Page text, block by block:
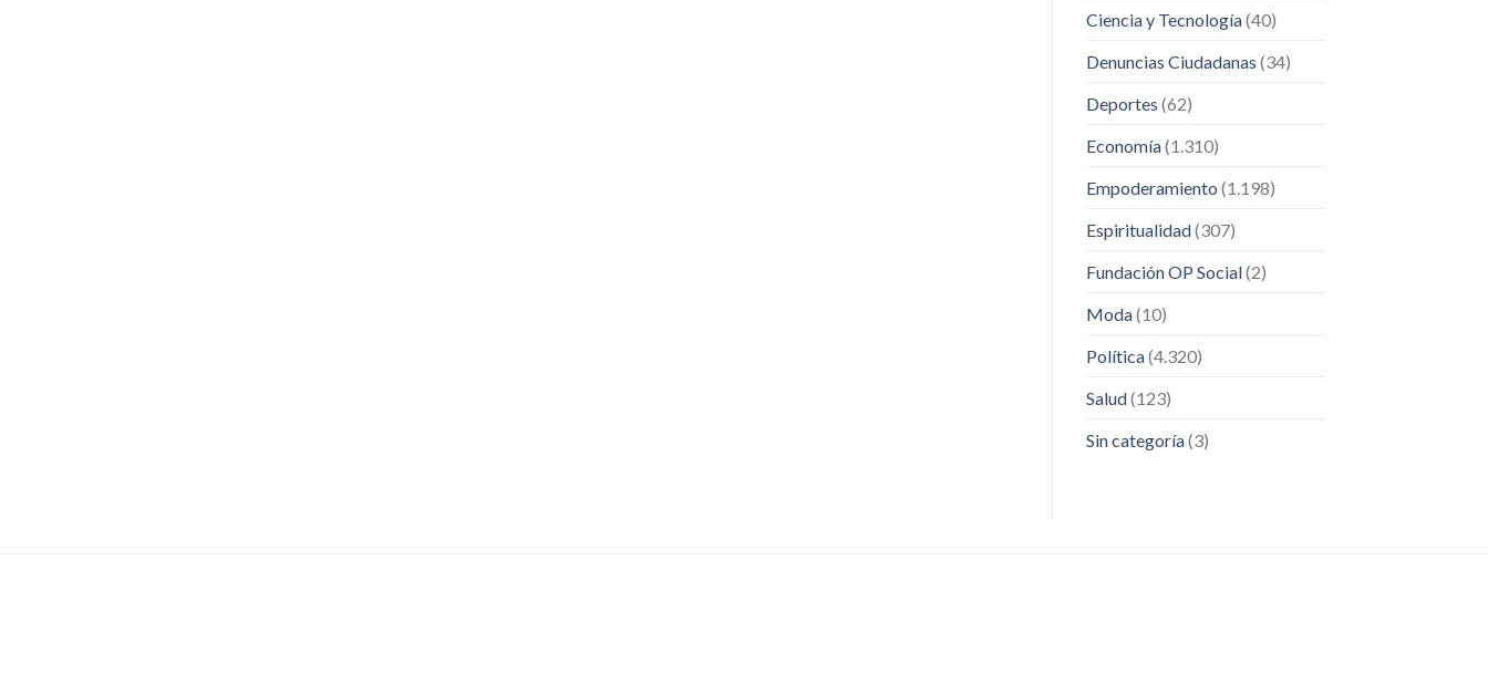
Ciencia y Tecnología(40)
Denuncias Ciudadanas (34)
Deportes (62)
Economía(1.310)
Empoderamiento (1.198)
Espiritualidad(307)
Fundación OP Social(2)
Moda(10)
Política(4.320)
Salud(123)
Sin categoría(3)